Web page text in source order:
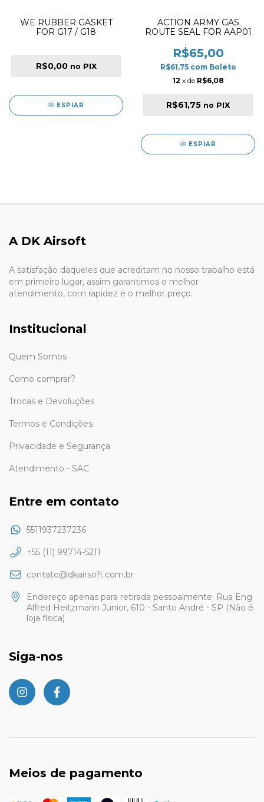
WE RUBBER GASKET
FOR G17 / G18
R$0,00 no PIX
ESPIAR
ACTION ARMY GAS
ROUTE SEAL FOR AAP01
R$65,00
R$61,75 com Boleto
12 x de R$6,08
R$61,75 no PIX
ESPIAR
A DK Airsoft
A satisfação daqueles que acreditam no nosso trabalho está
em primeiro lugar, assim garantimos o melhor
atendimento, com rapidez e o melhor preço.
Institucional
Quem Somos
Como comprar?
Trocas e Devoluções
Termos e Condições
Privacidade e Segurança
Atendimento - SAC
Entre em contato
5511937237236
+55 (11) 99714-5211
contato@dkairsoft.com.br
Endereço apenas para retirada pessoalmente: Rua Eng
Alfred Heitzmann Junior, 610 - Santo André - SP (Não é
loja física)
Siga-nos
Meios de pagamento